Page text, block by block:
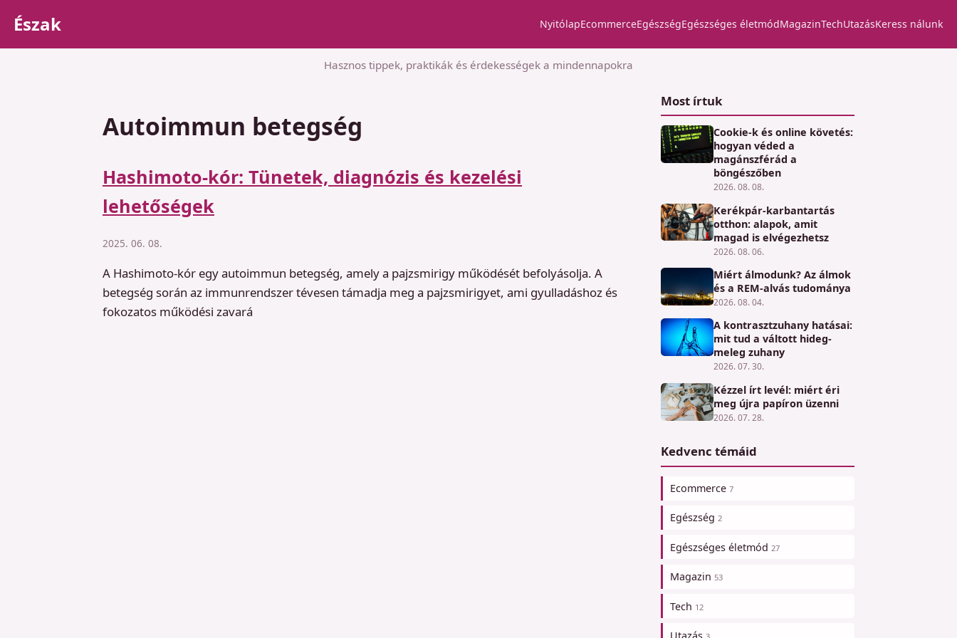
Észak NyitólapEcommerceEgészségEgészséges életmódMagazinTechUtazásKeress nálunk
Hasznos tippek, praktikák és érdekességek a mindennapokra
Autoimmun betegség
Hashimoto-kór: Tünetek, diagnózis és kezelési
lehetőségek
2025. 06. 08.
A Hashimoto-kór egy autoimmun betegség, amely a pajzsmirigy működését befolyásolja. A
betegség során az immunrendszer tévesen támadja meg a pajzsmirigyet, ami gyulladáshoz és
fokozatos működési zavará
Most írtuk
Cookie-k és online követés:
hogyan véded a
magánszférád a
böngészőben
2026. 08. 08.
Kerékpár-karbantartás
otthon: alapok, amit
magad is elvégezhetsz
2026. 08. 06.
Miért álmodunk? Az álmok
és a REM-alvás tudománya
2026. 08. 04.
A kontrasztzuhany hatásai:
mit tud a váltott hideg-
meleg zuhany
2026. 07. 30.
Kézzel írt levél: miért éri
meg újra papíron üzenni
2026. 07. 28.
Kedvenc témáid
Ecommerce 7
Egészség 2
Egészséges életmód 27
Magazin 53
Tech 12